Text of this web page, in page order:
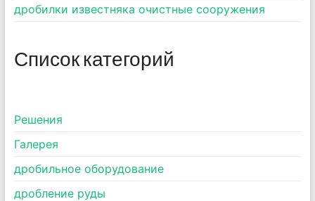
дробилки известняка очистные сооружения
Список категорий
Pешения
Галерея
дробильное оборудование
дробление руды